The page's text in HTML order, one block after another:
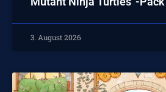
3. August 2026